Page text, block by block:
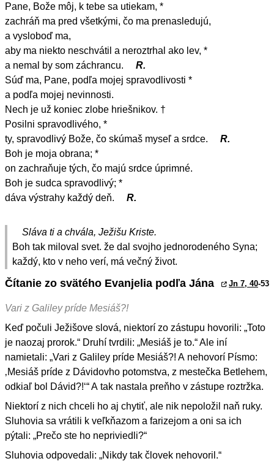
Pane, Bože môj, k tebe sa utiekam, *
zachráň ma pred všetkými, čo ma prenasledujú,
a vysloboď ma,
aby ma niekto neschvátil a neroztrhal ako lev, *
a nemal by som záchrancu.
R.
Súď ma, Pane, podľa mojej spravodlivosti *
a podľa mojej nevinnosti.
Nech je už koniec zlobe hriešnikov. †
Posilni spravodlivého, *
ty, spravodlivý Bože, čo skúmaš myseľ a srdce.
R.
Boh je moja obrana; *
on zachraňuje tých, čo majú srdce úprimné.
Boh je sudca spravodlivý; *
dáva výstrahy každý deň.
R.
Sláva ti a chvála, Ježišu Kriste.
Boh tak miloval svet. že dal svojho jednorodeného Syna;
každý, kto v neho verí, má večný život.
Čítanie zo svätého Evanjelia podľa Jána Jn 7, 40-53
Vari z Galiley príde Mesiáš?!
Keď počuli Ježišove slová, niektorí zo zástupu hovorili: „Toto
je naozaj prorok.“ Druhí tvrdili: „Mesiáš je to.“ Ale iní
namietali: „Vari z Galiley príde Mesiáš?! A nehovorí Písmo:
‚Mesiáš príde z Dávidovho potomstva, z mestečka Betlehem,
odkiaľ bol Dávid?!‘“ A tak nastala preňho v zástupe roztržka.
Niektorí z nich chceli ho aj chytiť, ale nik nepoložil naň ruky.
Sluhovia sa vrátili k veľkňazom a farizejom a oni sa ich
pýtali: „Prečo ste ho nepriviedli?“
Sluhovia odpovedali: „Nikdy tak človek nehovoril.“